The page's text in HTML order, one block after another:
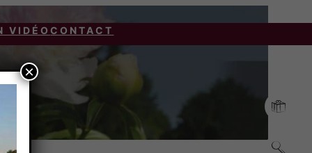
VIDÉO CONTACT
×